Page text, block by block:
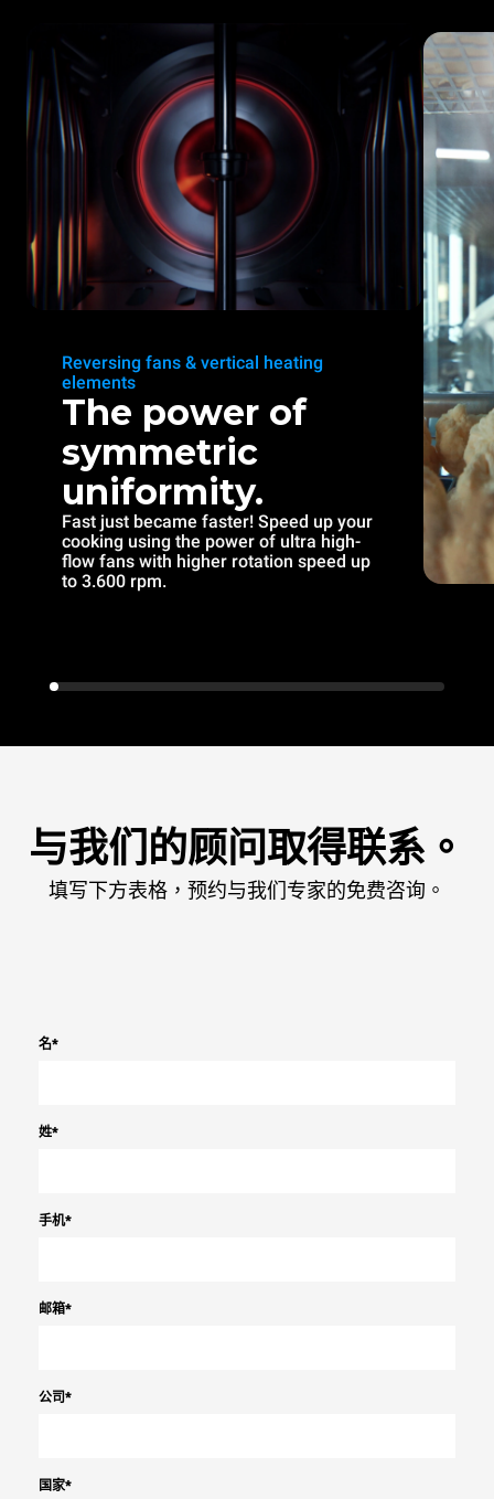
Reversing fans & vertical heating
elements
The power of
symmetric
uniformity.
Fast just became faster! Speed up your
cooking using the power of ultra high-
flow fans with higher rotation speed up
to 3.600 rpm.
与我们的顾问取得联系。
填写下方表格，预约与我们专家的免费咨询。
名*
姓*
手机*
邮箱*
公司*
国家*